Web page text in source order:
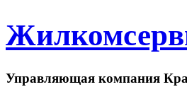
Управляющая компания